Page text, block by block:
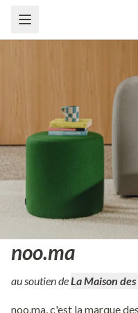
noo.ma
au soutien de La Maison
noo.ma, c'est la marque